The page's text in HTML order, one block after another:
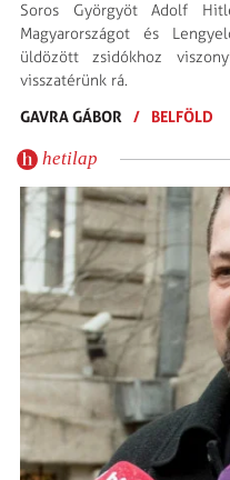
Soros Györgyöt Adolf
Magyarországot és
üldözött zsidókhoz
visszatérünk rá.
GAVRA GÁBOR
/ BELFÖLD
hetilap